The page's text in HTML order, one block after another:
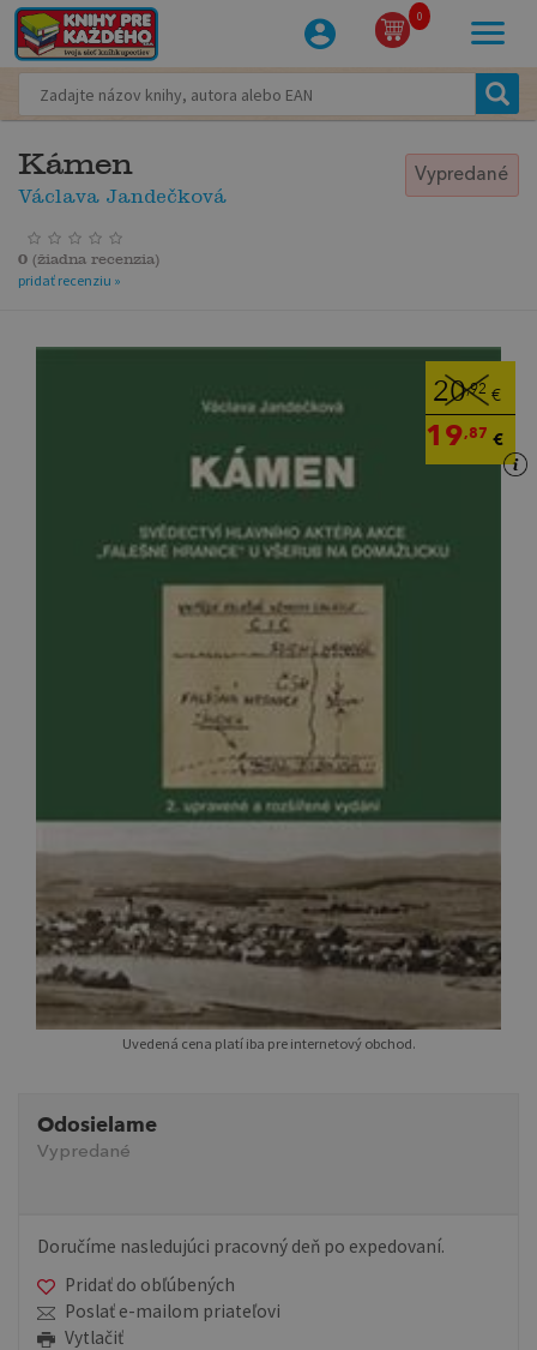
0
Kámen
Václava Jandečková
Vypredané
0 (žiadna recenzia)
pridať recenziu »
20,92 €
19,87 €
Uvedená cena platí iba pre internetový obchod.
Odosielame
Vypredané
Doručíme nasledujúci pracovný deň po expedovaní.
Pridať do obľúbených
Poslať e-mailom priateľovi
Vytlačiť